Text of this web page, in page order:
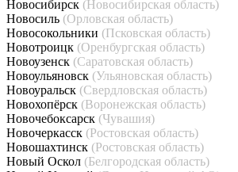
Новосибирск (Новосибирская область)
Новосиль (Орловская область)
Новосокольники (Псковская область)
Новотроицк (Оренбургская область)
Новоузенск (Саратовская область)
Новоульяновск (Ульяновская область)
Новоуральск (Свердловская область)
Новохопёрск (Воронежская область)
Новочебоксарск (Чувашия)
Новочеркасск (Ростовская область)
Новошахтинск (Ростовская область)
Новый Оскол (Белгородская область)